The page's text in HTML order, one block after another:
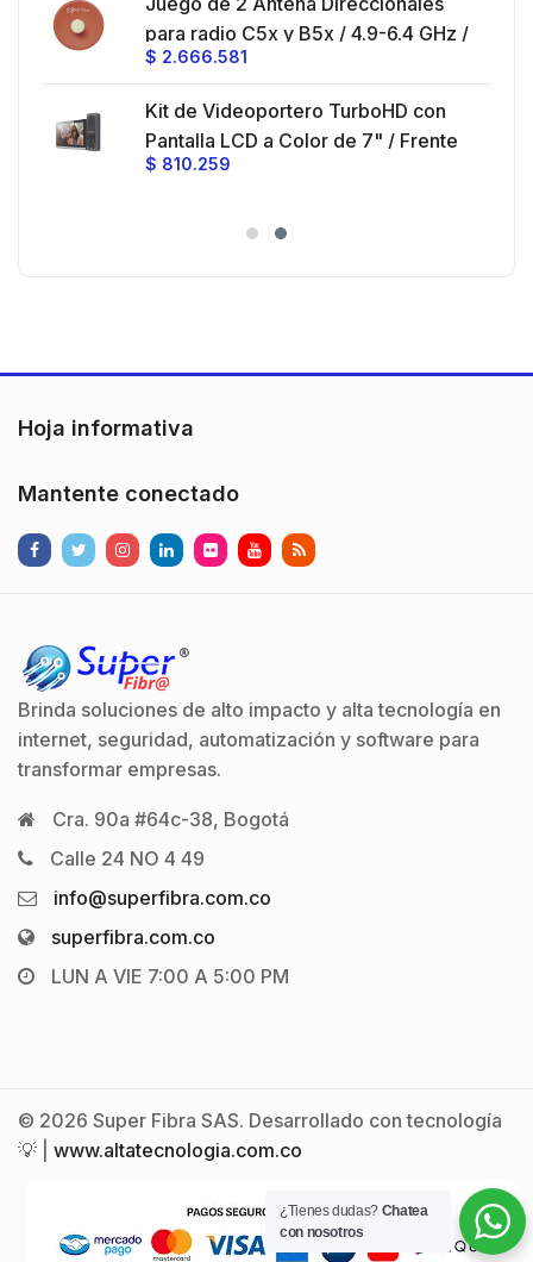
para radio C5x y B5x / 4.9-6.4 GHz /
Ganancia 27 dBi / Montaje incluido.
$ 2.666.581
Kit de Videoportero TurboHD con
Pantalla LCD a Color de 7" / Frente
de Calle para Exterior de
)130° de Visión (Gran Angular)
$ 810.259
Hoja informativa
Mantente conectado
Brinda soluciones de alto impacto y alta tecnología en
internet, seguridad, automatización y software para
transformar empresas.
Cra. 90a #64c-38, Bogotá
Calle 24 NO 4 49
info@superfibra.com.co
superfibra.com.co
LUN A VIE 7:00 A 5:00 PM
© 2026 Super Fibra SAS. Desarrollado con tecnología
💡 | www.altatecnologia.com.co
¿Tienes dudas? Chatea
con nosotros